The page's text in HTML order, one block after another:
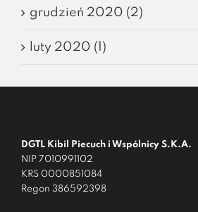
grudzień 2020 (2)
luty 2020 (1)
DGTL Kibil Piecuch i Wspólnicy S.K.A.
NIP 7010991102
KRS 0000851084
Regon 386592398